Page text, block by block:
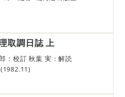
取調日誌 上
：校訂 秋葉 実：解読